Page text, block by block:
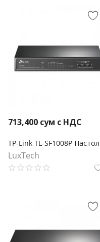
713,400 сум с НДС
LuxTech